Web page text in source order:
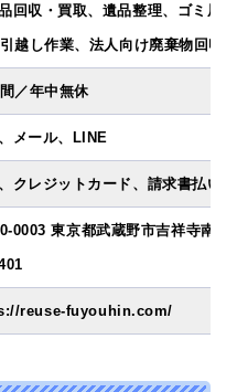
回収・買取、遺品整理、ゴミ屋
越し作業、法人向け廃棄物回収
／年中無休
メール、LINE
クレジットカード、請求書払い
0003 東京都武蔵野市吉祥寺南町
reuse-fuyouhin.com/